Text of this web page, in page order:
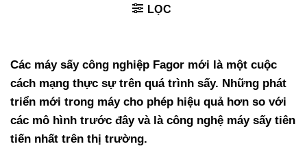
LỌC
Các máy sấy công nghiệp Fagor mới là một cuộc
cách mạng thực sự trên quá trình sấy. Những phát
triển mới trong máy cho phép hiệu quả hơn so với
các mô hình trước đây và là công nghệ máy sấy tiên
tiến nhất trên thị trường.